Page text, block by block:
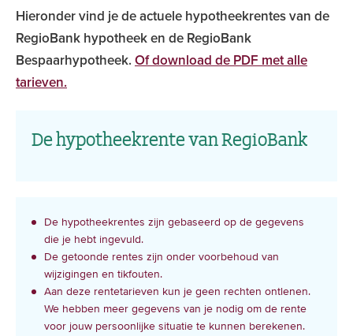
Hieronder vind je de actuele hypotheekrentes van de
RegioBank hypotheek en de RegioBank
Bespaarhypotheek. Of download de PDF met alle
tarieven.
De hypotheekrente van RegioBank
De hypotheekrentes zijn gebaseerd op de gegevens
die je hebt ingevuld.
De getoonde rentes zijn onder voorbehoud van
wijzigingen en tikfouten.
Aan deze rentetarieven kun je geen rechten ontlenen.
We hebben meer gegevens van je nodig om de rente
voor jouw persoonlijke situatie te kunnen berekenen.